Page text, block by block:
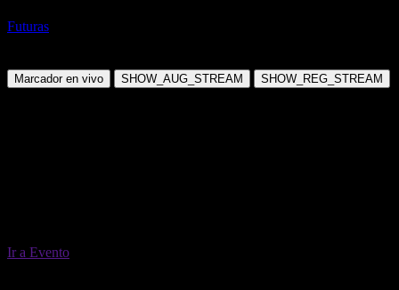
Futuras
Marcador en vivo SHOW_AUG_STREAM SHOW_REG_STREAM
Ir a Evento